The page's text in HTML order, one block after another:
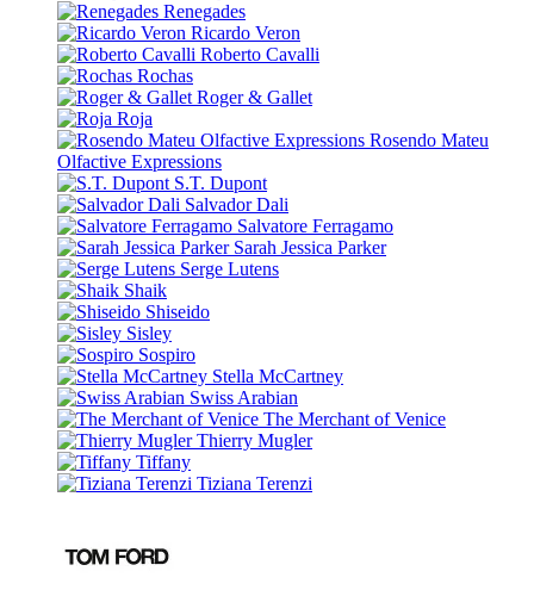
Renegades
Ricardo Veron
Roberto Cavalli
Rochas
Roger & Gallet
Roja
Rosendo Mateu
Olfactive Expressions
S.T. Dupont
Salvador Dali
Salvatore Ferragamo
Sarah Jessica Parker
Serge Lutens
Shaik
Shiseido
Sisley
Sospiro
Stella McCartney
Swiss Arabian
The Merchant of Venice
Thierry Mugler
Tiffany
Tiziana Terenzi